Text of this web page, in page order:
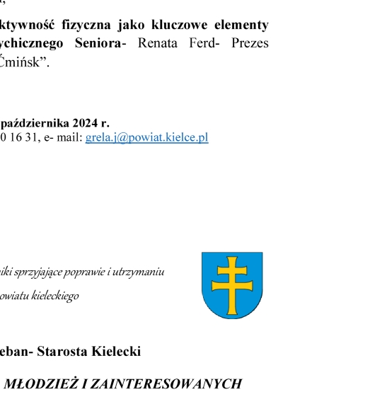
Szanujemy Twoją prywatność. Możesz zmienić ustawienia cookies lub zaakceptować je
wszystkie. W dowolnym momencie możesz dokonać zmiany swoich ustawień.
Niezbędne pliki cookies służą do prawidłowego funkcjonowania strony internetowej i